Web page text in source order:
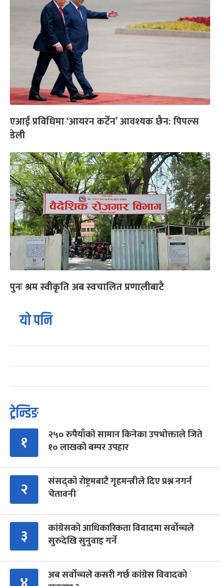
एआई प्रविधिमा ‘आयरन कर्टेन’ आवश्यक छैन: पिपल्स
डेली
पुनः श्रम स्वीकृति अब स्वचालित प्रणालीबाटै
यो पनि
ट्रेन्डिङ
१
२५० रुपैयाँको सामान किनेका उपभोक्ताले जिते
१० लाखको बम्पर उपहार
२
संसद्को रोष्ट्रमबाटै गृहमन्त्रीले दिए प्रश्न नगर्न
चेतावनी
३
कांग्रेसको आधिकारिकता विवादमा सर्वोच्चले
सुरुदेखि सुनुवाइ गर्ने
अब सर्वोच्चले कसरी गर्छ कांग्रेस विवादको